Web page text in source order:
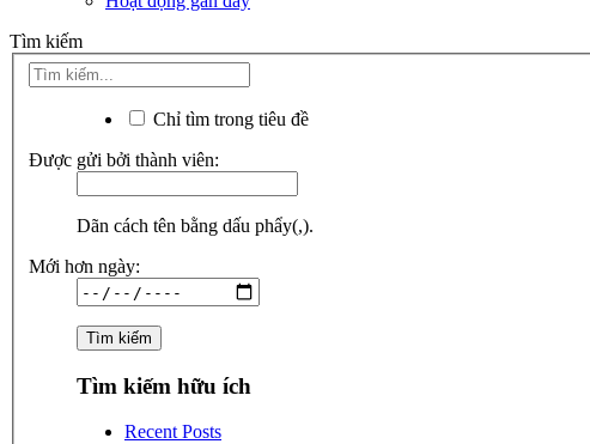
Tìm kiếm
Chỉ tìm trong tiêu đề
Được gửi bởi thành viên:
Dãn cách tên bằng dấu phẩy(,).
Mới hơn ngày:
Tìm kiếm hữu ích
Recent Posts